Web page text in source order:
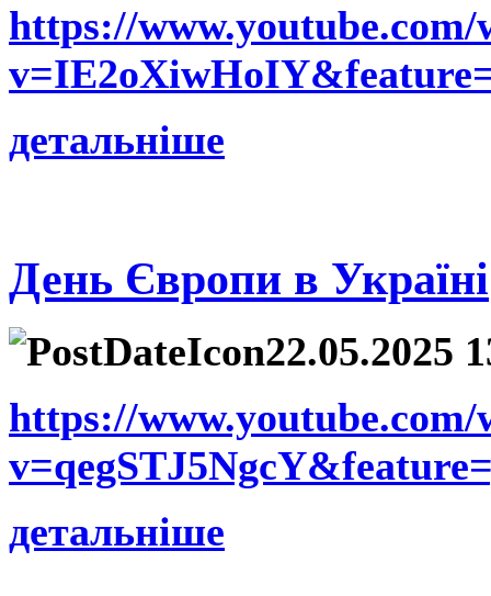
https://www.youtube.com/
детальніше
День Європи в Україні
22.05.2025
https://www.youtube.com/
детальніше